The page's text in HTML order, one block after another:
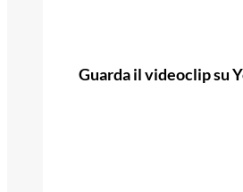
Guarda il videoclip su